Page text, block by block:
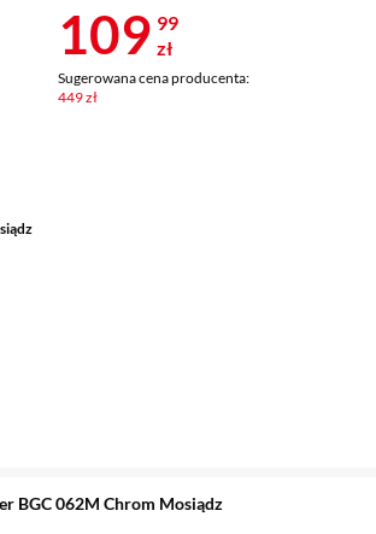
Cena 109,99
109 99
zł
Sugerowana cena producenta:
449 zł
BGC 062M Chrom Mosiądz